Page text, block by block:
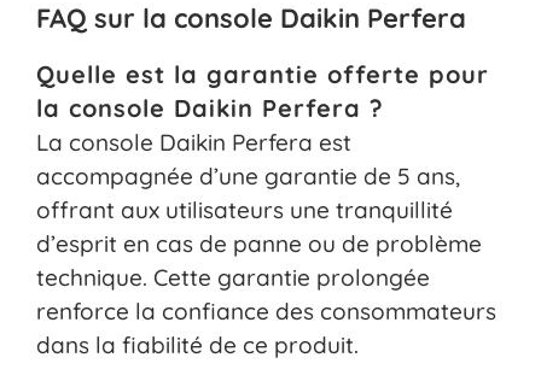
FAQ sur la console Daikin Perfera
Quelle est la garantie offerte pour
la console Daikin Perfera ?
La console Daikin Perfera est
accompagnée d’une garantie de 5 ans,
offrant aux utilisateurs une tranquillité
d’esprit en cas de panne ou de problème
technique. Cette garantie prolongée
renforce la confiance des consommateurs
dans la fiabilité de ce produit.